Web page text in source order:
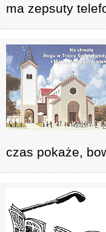
ma zepsuty
czas pokaże,